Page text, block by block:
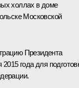
холлах в доме
Московской
Президента
года для